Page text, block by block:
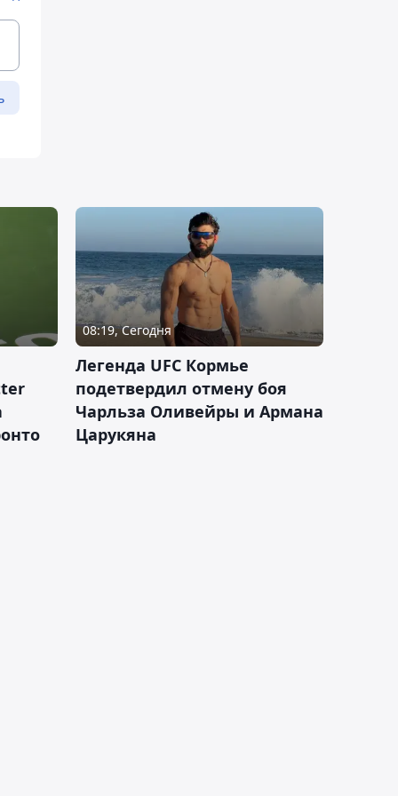
08:19, Сегодня
Легенда UFC Кормье
подетвердил отмену боя
Чарльза Оливейры и Армана
Царукяна